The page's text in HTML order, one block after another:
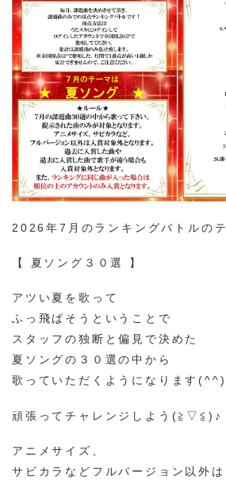
2026年7月のランキングバトルの
【 夏ソング３０選 】
アツい夏を歌って
ふっ飛ばそうということで
スタッフの独断と偏見で決めた
夏ソングの３０選の中から
歌っていただくようになります
頑張ってチャレンジしよう(≧▽≦)♪
アニメサイズ、
サビカラなどフルバージョン以外は